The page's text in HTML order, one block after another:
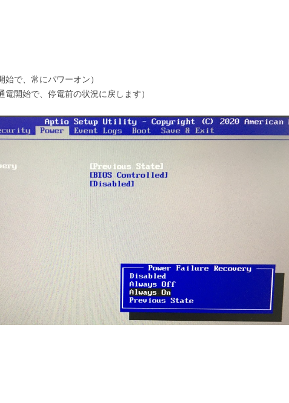
始で、常にパワーオン）
電開始で、停電前の状況に戻します）